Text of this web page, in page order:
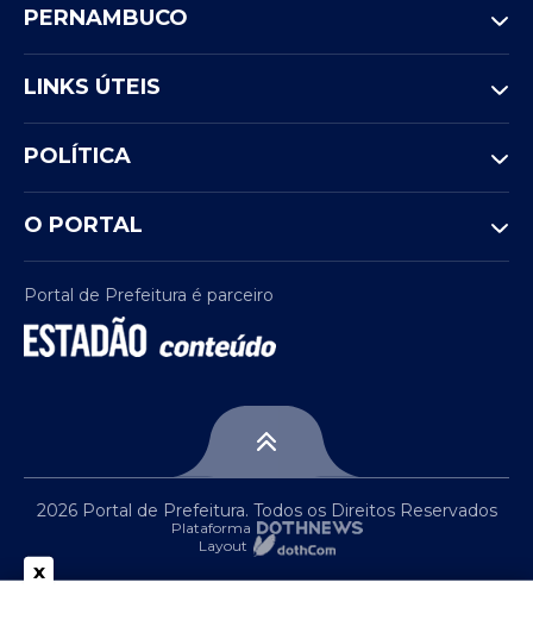
PERNAMBUCO
LINKS ÚTEIS
POLÍTICA
O PORTAL
Portal de Prefeitura é parceiro
2026 Portal de Prefeitura. Todos os Direitos Reservados
Plataforma
Layout
x